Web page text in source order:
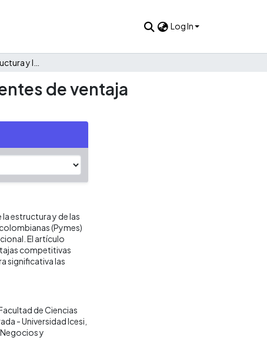
Log In
de ventaja
estructura y de las
(Pymes)
El artículo
competitivas
significativa las
de Ciencias
- Universidad Icesi
Negocios y